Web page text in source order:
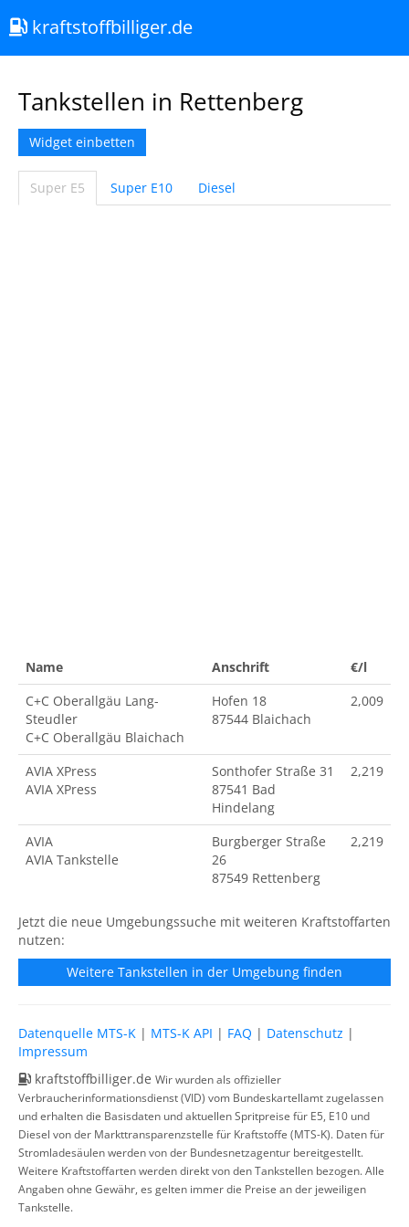
kraftstoffbilliger.de
Tankstellen in Rettenberg
Widget einbetten
Super E5 Super E10 Diesel
Name Anschrift
€/l
C+C Oberallgäu Lang-
Steudler
C+C Oberallgäu Blaichach
Hofen 18
87544 Blaichach
2,009
AVIA XPress
AVIA XPress
Sonthofer Straße 31
87541 Bad
Hindelang
2,219
AVIA
AVIA Tankstelle
Burgberger Straße
26
87549 Rettenberg
2,219
Jetzt die neue Umgebungssuche mit weiteren Kraftstoffarten
nutzen:
Weitere Tankstellen in der Umgebung finden
Datenquelle MTS-K | MTS-K API | FAQ | Datenschutz |
Impressum
kraftstoffbilliger.de Wir wurden als offizieller
Verbraucherinformationsdienst (VID) vom Bundeskartellamt zugelassen
und erhalten die Basisdaten und aktuellen Spritpreise für E5, E10 und
Diesel von der Markttransparenzstelle für Kraftstoffe (MTS-K). Daten für
Stromladesäulen werden von der Bundesnetzagentur bereitgestellt.
Weitere Kraftstoffarten werden direkt von den Tankstellen bezogen. Alle
Angaben ohne Gewähr, es gelten immer die Preise an der jeweiligen
Tankstelle.